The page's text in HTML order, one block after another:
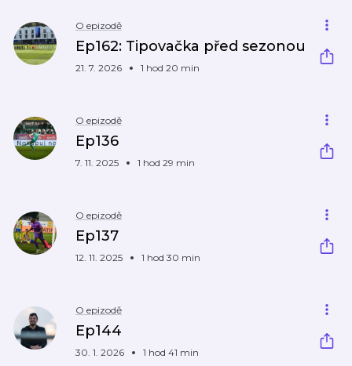
O epizodě
Ep162: Tipovačka před sezonou
21. 7. 2026 1 hod 20 min
O epizodě
Ep136
7. 11. 2025 1 hod 29 min
O epizodě
Ep137
12. 11. 2025 1 hod 30 min
O epizodě
Ep144
30. 1. 2026 1 hod 41 min